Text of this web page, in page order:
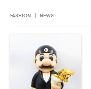
FASHION | NEWS